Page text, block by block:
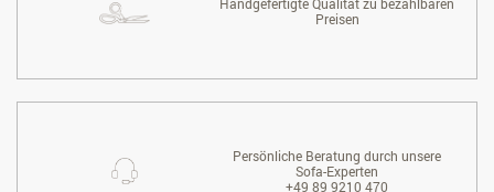
Preisen
Persönliche Beratung durch unsere
Sofa-Experten
+49 89 9210 470